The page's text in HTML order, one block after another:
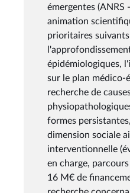
émergentes (ANRS
animation
prioritaires suivants
épidémiologiques,
sur le plan médico-
recherche de
formes
dimension sociale
interventionnelle
en charge,
16 M€ de